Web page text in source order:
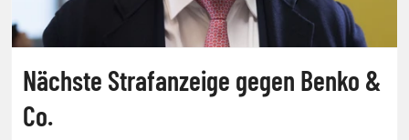
Nächste Strafanzeige gegen Benko &
Co.